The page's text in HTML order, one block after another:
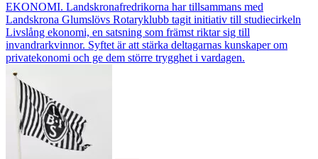
EKONOMI. Landskronafredrikorna har tillsammans med
Landskrona Glumslövs Rotaryklubb tagit initiativ till studiecirkeln
Livslång ekonomi, en satsning som främst riktar sig till
invandrarkvinnor. Syftet är att stärka deltagarnas kunskaper om
privatekonomi och ge dem större trygghet i vardagen.